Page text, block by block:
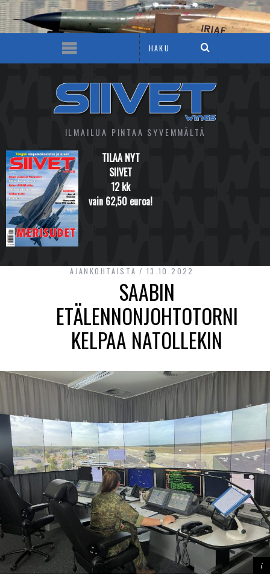
ILMAILUA PINTAA SYVEMMÄLTÄ
TILAA NYT
SIIVET
12 kk
vain 62,50 euroa!
AJANKOHTAISTA 13.10.2022
SAABIN
ETÄLENNONJOHTOTORNI
KELPAA NATOLLEKIN